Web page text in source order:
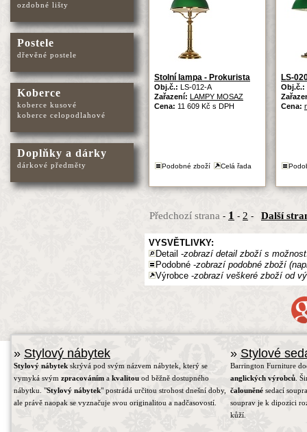
Stolní lampa - Prokurista
Obj.č.: LS-012-A
Zařazení: LAMPY MOSAZ
Cena: 11 609 Kč s DPH
Podobné zboží Celá řada
LS-
Obj.č.:
Cena:
Předchozí strana- 1 - 2 - Další
VYSVĚTLIVKY:
Detail -zobrazí detail zboží s
Podobné -zobrazí podobné zboží
Výrobce -zobrazí veškeré zboží od
ozdobné lišty
Postele
dřevěné postele
Koberce
koberce kusové
koberce celopodlahové
Doplňky a dárky
dárkové předměty
» Stylový nábytek
Stylový nábytek skrývá pod svým názvem nábytek, který se
vymyká svým zpracováním a kvalitou od běžně dostupného
nábytku. "Stylový nábytek" postrádá určitou strohost dnešní doby,
ale právě naopak se vyznačuje svou originalitou a nadčasovostí.
» Stylové
Barrington Furniture
anglických výrobců.
čalouněnésedací
souprav je k dipozici
kůží.